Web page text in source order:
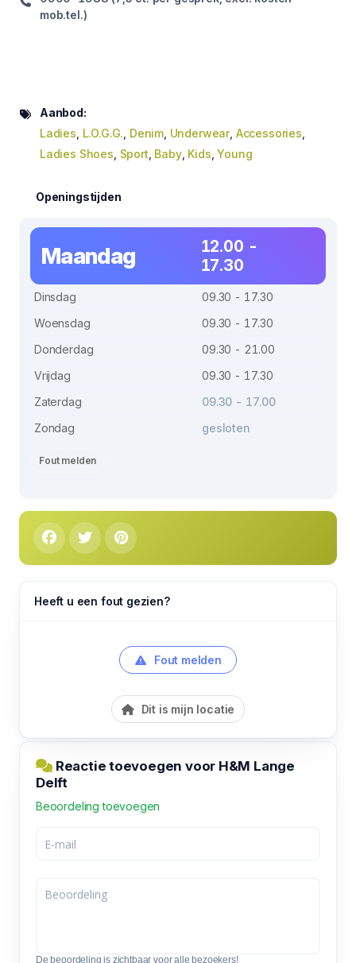
mob.tel.)
Aanbod:
Ladies L.O.G.G. Denim Underwear, Accessories
Ladies Shoes Sport Baby, Kids ,Young
Openingstijden
Maandag
12.00 -
17.30
Dinsdag
09.30 - 17.30
Woensdag
09.30 - 17.30
Donderdag
09.30 - 21.00
Vrijdag
09.30 - 17.30
Zaterdag
09.30 - 17.00
Zondag
gesloten
Fout melden
Heeft u een fout gezien?
Fout melden
Dit is mijn locatie
Reactie toevoegen voor H&M Lange
Delft
Beoordeling toevoegen
De beoordeling is zichtbaar voor alle bezoekers!